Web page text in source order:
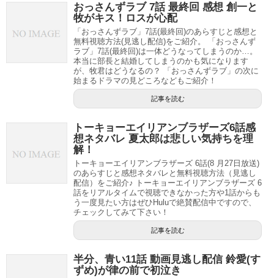
おっさんずラブ 7話 最終回 感想 創一と
牧がキス！ロスが心配
「おっさんずラブ」7話(最終回)のあらすじと感想と
無料視聴方法(見逃し配信)をご紹介。 「おっさんず
ラブ」7話(最終回)は一体どうなってしまうのか…。
本当に部長と結婚してしまうのかも気になります
が、牧君はどうなるの？ 「おっさんずラブ」の次に
始まるドラマの見どころなどもご紹介！
記事を読む
トーキョーエイリアンブラザーズ6話感
想ネタバレ 夏太郎は悲しい気持ちを理
解！
トーキョーエイリアンブラザーズ 6話(8 月27日放送)
のあらすじと感想ネタバレと無料視聴方法（見逃し
配信）をご紹介♪ トーキョーエイリアンブラザーズ 6
話をリアルタイムで視聴できなかった方や1話からも
う一度見たい方はぜひHuluで絶賛配信中ですので、
チェックしてみて下さい！
記事を読む
半分、青い11話 動画見逃し配信 鈴愛(す
ずめ)が律の前で初泣き